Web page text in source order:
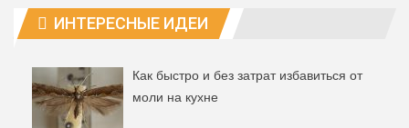
ИНТЕРЕСНЫЕ ИДЕИ
Как быстро и без затрат избавиться от
моли на кухне